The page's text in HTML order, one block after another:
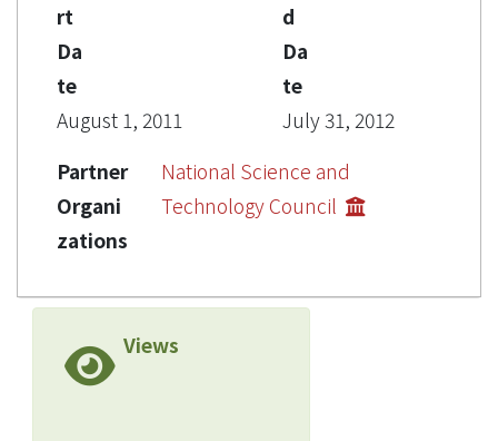
rt
Da
te
August 1, 2011
d
Da
te
July 31, 2012
Partner
Organi
zations
National Science and
Technology Council
Views